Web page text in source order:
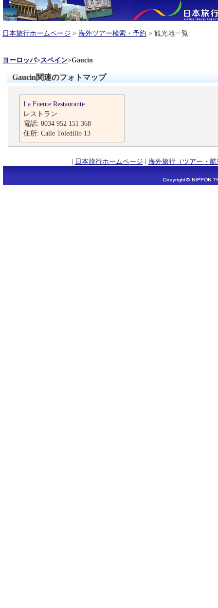
日本旅行ホームページ > 海外ツアー検索・予約 > 観光地一覧
ヨーロッパ>スペイン>Gaucin
Gaucin関連のフォトマップ
La Fuente Restaurante
レストラン
電話: 0034 952 151 368
住所: Calle Toledillo 13
| 日本旅行ホームページ | 海外旅行（ツアー・航